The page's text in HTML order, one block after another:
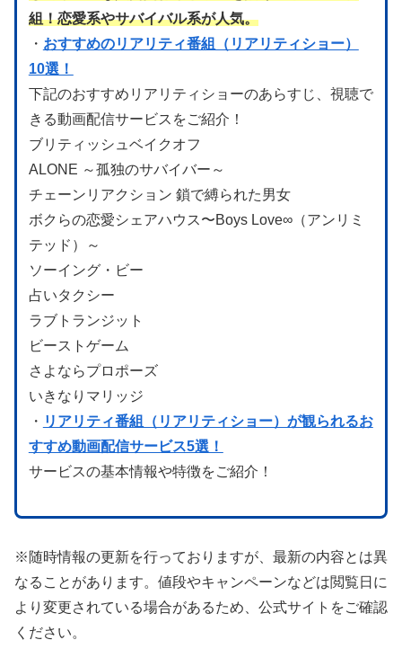
組！恋愛系やサバイバル系が人気。
・ おすすめのリアリティ番組（リアリティショー）
10選！
下記のおすすめリアリティショーのあらすじ、視聴で
きる動画配信サービスをご紹介！
ブリティッシュベイクオフ
ALONE ～孤独のサバイバー～
チェーンリアクション 鎖で縛られた男女
ボクらの恋愛シェアハウス〜Boys Love∞（アンリミ
テッド）～
ソーイング・ビー
占いタクシー
ラブトランジット
ビーストゲーム
さよならプロポーズ
いきなりマリッジ
・ リアリティ番組（リアリティショー）が観られるお
すすめ動画配信サービス5選！
サービスの基本情報や特徴をご紹介！
※随時情報の更新を行っておりますが、最新の内容とは異
なることがあります。値段やキャンペーンなどは閲覧日に
より変更されている場合があるため、公式サイトをご確認
ください。